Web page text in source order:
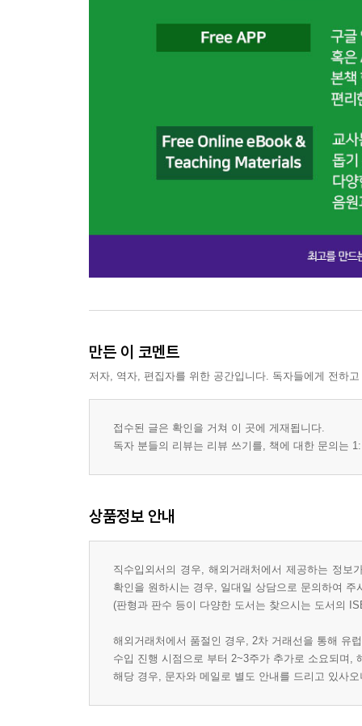
만든 이 코멘트
저자, 역자, 편집자를 위한 공간입니다. 독자들에게 전하
접수된 글은 확인을 거쳐 이 곳에 게재됩니다.
독자 분들의 리뷰는 리뷰 쓰기를, 책에 대한 문의는
상품정보 안내
직수입외서의 경우, 해외거래처에서 제공하는 정
확인을 원하시는 경우, 일대일 상담으로 문의하여 주
(판형과 판수 등이 다양한 도서는 찾으시는 도서의
해외거래처에서 품절인 경우, 2차 거래선을 통해 유
수입 진행 시점으로 부터 2~3주가 추가로 소요되며,
해당 경우, 문자와 메일로 별도 안내를 드리고 있사